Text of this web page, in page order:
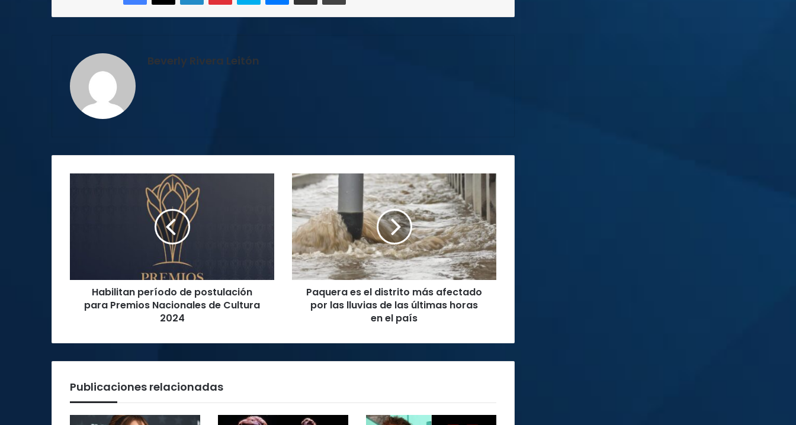
Beverly Rivera Leitón
Cultura
Habilitan período de postulación
para Premios Nacionales de Cultura
2024
Paquera
es
el
distrito
más
afectado
por
las
lluvias
en
Paquera es el distrito más afectado
por las lluvias de las últimas horas
en el país
Publicaciones relacionadas